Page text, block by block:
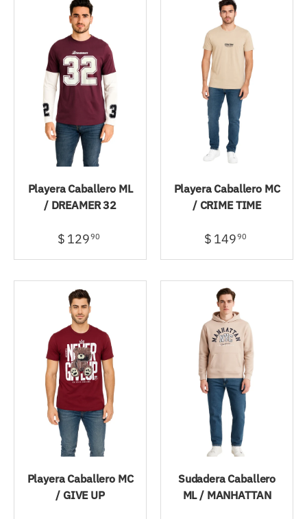
Playera Caballero ML
/ DREAMER 32
$ 12990
Playera Caballero MC
/ CRIME TIME
$ 14990
Playera Caballero MC
/ GIVE UP
Sudadera Caballero
ML / MANHATTAN